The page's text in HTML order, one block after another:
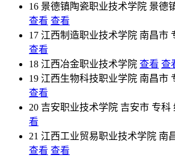
16 景德镇陶瓷职业技术学院 景德
查看 查看
17 江西制造职业技术学院 南昌市
查看
18 江西冶金职业技术学院 查看 查
19 江西生物科技职业学院 南昌市
查看
20 吉安职业技术学院 吉安市 专科
看
21 江西工业贸易职业技术学院 南
查看 查看